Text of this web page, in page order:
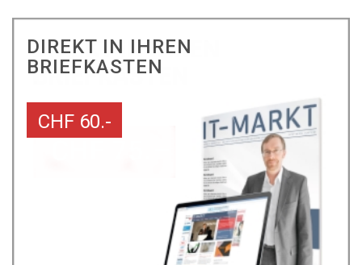
DIREKT IN IHREN
BRIEFKASTEN
CHF 60.-